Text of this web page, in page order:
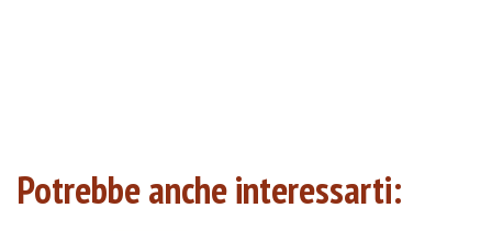
Potrebbe anche interessarti: